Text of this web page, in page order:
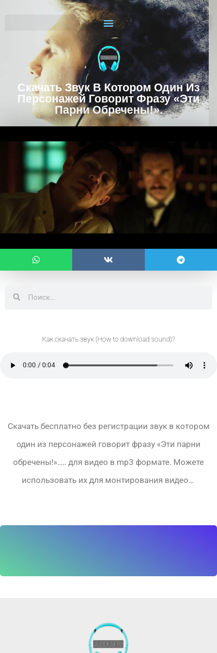
Скачать Звук В Котором Один Из
Персонажей Говорит Фразу «Эти
Парни Обречены!».
Как скачать звук (How to download sound)?
Скачать бесплатно без регистрации звук в котором
один из персонажей говорит фразу «Эти парни
обречены!»….. для видео в mp3 формате. Можете
использовать их для монтирования видео…